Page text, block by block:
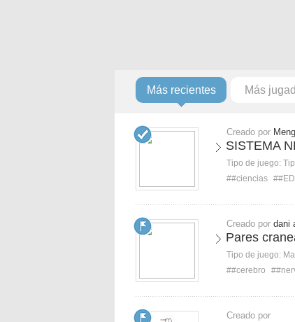
Más recientes Más
Creado por
SISTEMA
Tipo de juego:
##ciencias
Creado por dani
Pares
Tipo de juego:
##cerebro
Creado por